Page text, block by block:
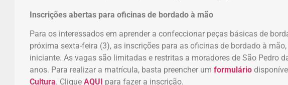
Inscrições abertas para oficinas de bordado à mão
Para os interessados em aprender a confeccionar peças básicas de
próxima sexta-feira (3), as inscrições para as oficinas de bordado à
iniciante. As vagas são limitadas e restritas a moradores de São Pedro
anos. Para realizar a matrícula, basta preencher um formulário
Cultura. Clique AQUI para fazer a inscrição.